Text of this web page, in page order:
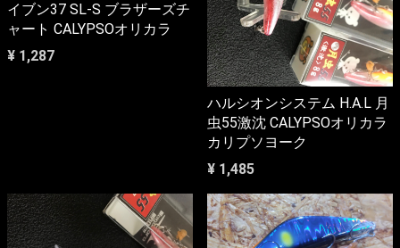
イブン37 SL-S ブラザーズチ
ャート CALYPSOオリカラ
¥ 1,287
ハルシオンシステム H.A.L 月
虫55激沈 CALYPSOオリカラ
カリプソヨーク
¥ 1,485